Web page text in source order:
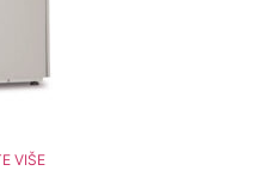
VIŠE